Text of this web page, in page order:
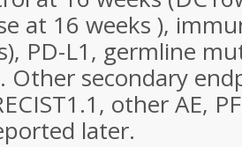
at 16 weeks ),
PD-L1, germline
Other secondary
other AE,
later.